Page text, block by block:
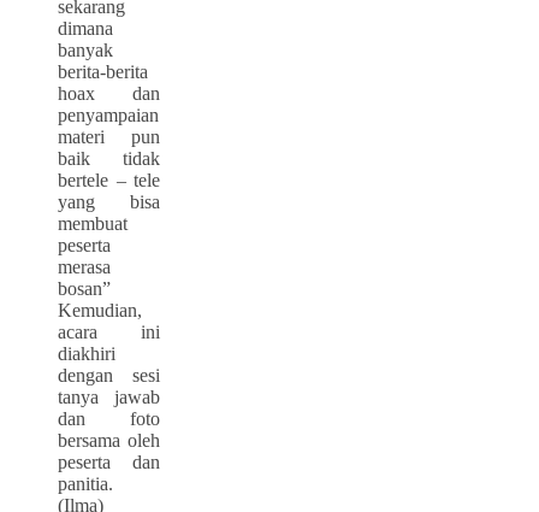
sekarang
dimana
banyak
berita-berita
hoax dan
penyampaian
materi pun
baik tidak
bertele – tele
yang bisa
membuat
peserta
merasa
bosan”
Kemudian,
acara ini
diakhiri
dengan sesi
tanya jawab
dan foto
bersama oleh
peserta dan
panitia.
(Ilma)